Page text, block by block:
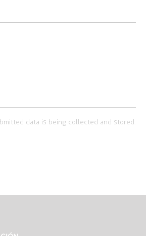
data is being collected and stored.